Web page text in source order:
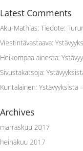
Latest Comments
Aku-Mathias: Tiedote:
Viestintävastaava:
Heikompaa ainesta:
Sivustakatsoja:
Kuntalainen: Ystävyyksistä
Archives
marraskuu 2017
heinäkuu 2017